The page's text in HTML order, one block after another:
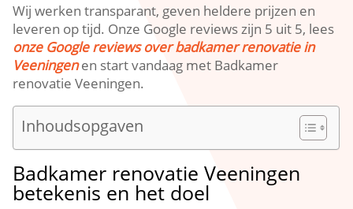
Wij werken transparant, geven heldere prijzen en
leveren op tijd. Onze Google reviews zijn 5 uit 5, lees
onze Google reviews over badkamer renovatie in
Veeningenen start vandaag met Badkamer
renovatie Veeningen.
Inhoudsopgaven
Badkamer renovatie Veeningen
betekenis en het doel